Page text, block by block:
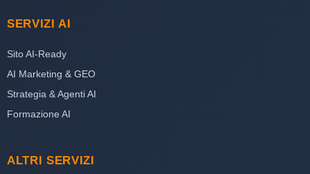
SERVIZI AI
Sito AI-Ready
AI Marketing & GEO
Strategia & Agenti AI
Formazione AI
ALTRI SERVIZI